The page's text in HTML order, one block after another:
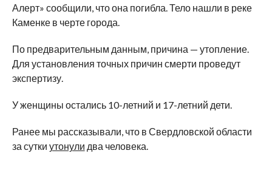
Алерт» сообщили, что она погибла. Тело нашли в реке
Каменке в черте города.
По предварительным данным, причина — утопление.
Для установления точных причин смерти проведут
экспертизу.
У женщины остались 10-летний и 17-летний дети.
Ранее мы рассказывали, что в Свердловской области
за сутки утонули два человека.